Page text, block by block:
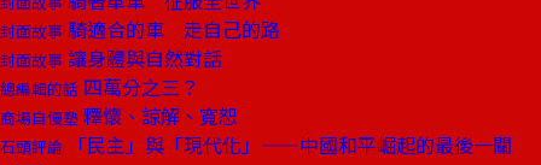
封面故事 騎適合的車 走自己的路
封面故事 讓身體與自然對話
總編輯的話 四萬分之三？
商場自慢塾 釋懷、諒解、寬恕
石頭評論
「民主」與「現代化」——中國和平崛起的最後一關